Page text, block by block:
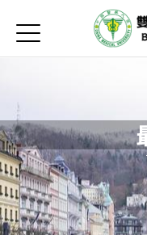
Open submenu (
關於中心
最新消息
Open submenu (
教師專區
Open submenu (
學生專區
Open submenu
語文研習與活動